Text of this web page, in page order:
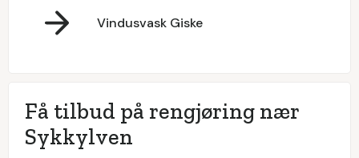
Vindusvask Giske
Få tilbud på rengjøring nær
Sykkylven